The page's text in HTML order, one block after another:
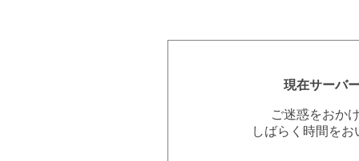
現在サーバ
ご迷惑をおか
しばらく時間を